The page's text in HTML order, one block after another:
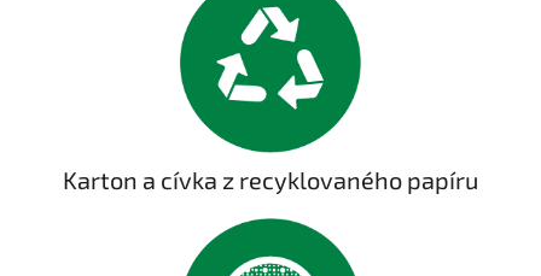
Karton a cívka z recyklovaného papíru